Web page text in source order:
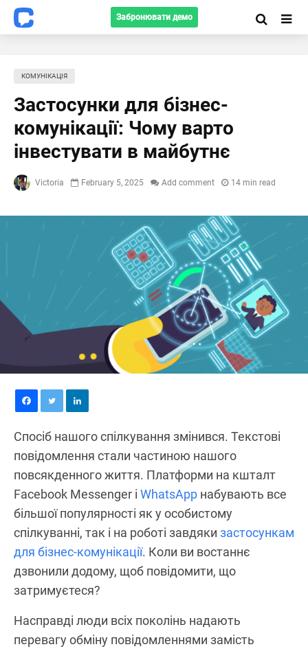
Забронювати демо
КОМУНІКАЦІЯ
Застосунки для бізнес-
комунікації: Чому варто
інвестувати в майбутнє
Victoria February 5, 2025 Add comment 14 min read
Спосіб нашого спілкування змінився. Текстові
повідомлення стали частиною нашого
повсякденного життя. Платформи на кшталт
Facebook Messenger і WhatsApp набувають все
більшої популярності як у особистому
спілкуванні, так і на роботі завдяки застосункам
для бізнес-комунікації. Коли ви востаннє
дзвонили додому, щоб повідомити, що
затримуєтеся?
Насправді люди всіх поколінь надають
перевагу обміну повідомленнями замість